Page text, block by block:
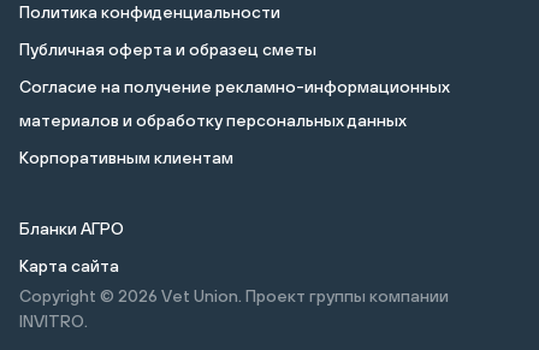
Политика конфиденциальности
Публичная оферта и образец сметы
Cогласие на получение рекламно-информационных
материалов и обработку персональных данных
Корпоративным клиентам
Бланки АГРО
Карта сайта
Copyright © 2026 Vet Union. Проект группы компании
INVITRO.